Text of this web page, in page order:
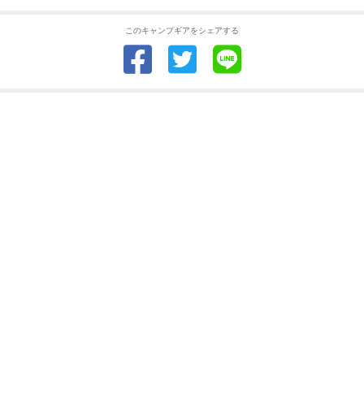
このキャンプギアをシェアする